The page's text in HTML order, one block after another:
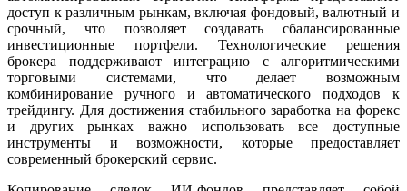
доступ к различным рынкам, включая фондовый, валютный и
срочный, что позволяет создавать сбалансированные
инвестиционные портфели. Технологические решения
брокера поддерживают интеграцию с алгоритмическими
торговыми системами, что делает возможным
комбинирование ручного и автоматического подходов к
трейдингу. Для достижения стабильного заработка на форекс
и других рынках важно использовать все доступные
инструменты и возможности, которые предоставляет
современный брокерский сервис.